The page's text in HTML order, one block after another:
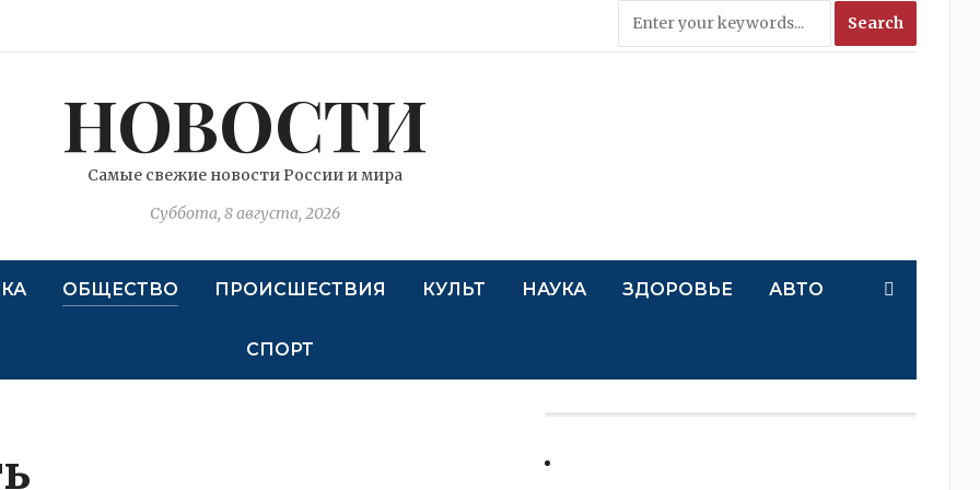
НОВОСТИ
Самые свежие новости России и мира
Суббота, 8 августа, 2026
ОБЩЕСТВО ПРОИСШЕСТВИЯ КУЛЬТ НАУКА ЗДОРОВЬЕ АВТО
СПОРТ